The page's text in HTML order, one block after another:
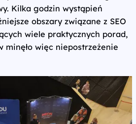
Kilka godzin wystąpień
obszary związane z SEO
wiele praktycznych porad,
minęło więc niepostrzeżenie